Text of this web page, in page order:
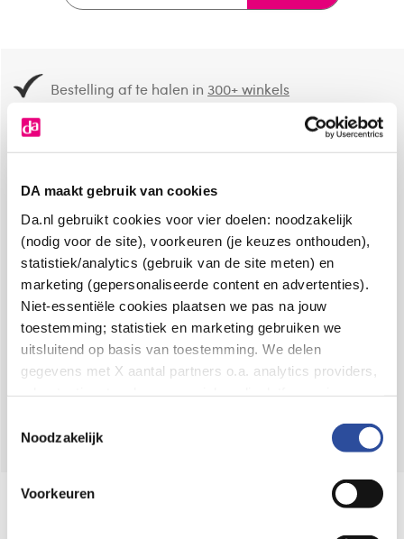
DA maakt gebruik van cookies
Da.nl gebruikt cookies voor vier doelen: noodzakelijk
(nodig voor de site), voorkeuren (je keuzes onthouden),
statistiek/analytics (gebruik van de site meten) en
marketing (gepersonaliseerde content en advertenties).
Niet-essentiële cookies plaatsen we pas na jouw
toestemming; statistiek en marketing gebruiken we
uitsluitend op basis van toestemming. We delen
gegevens met X aantal partners o.a. analytics providers,
en de bewaartermijnen per categorie. Je kunt je keuze op
gegevensverwerking staat in de
Privacyverklaring
Noodzakelijk
Voorkeuren
Bestelling af te halen in300+ winkels
8.6 uit4.106 reviews
Over DA
Klantenservice
Assortiment
VolgDAop:
Online aanbieder medicijnen